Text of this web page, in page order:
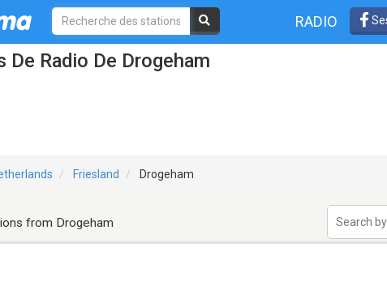
RADIO
De Radio De Drogeham
Friesland Drogeham
from Drogeham